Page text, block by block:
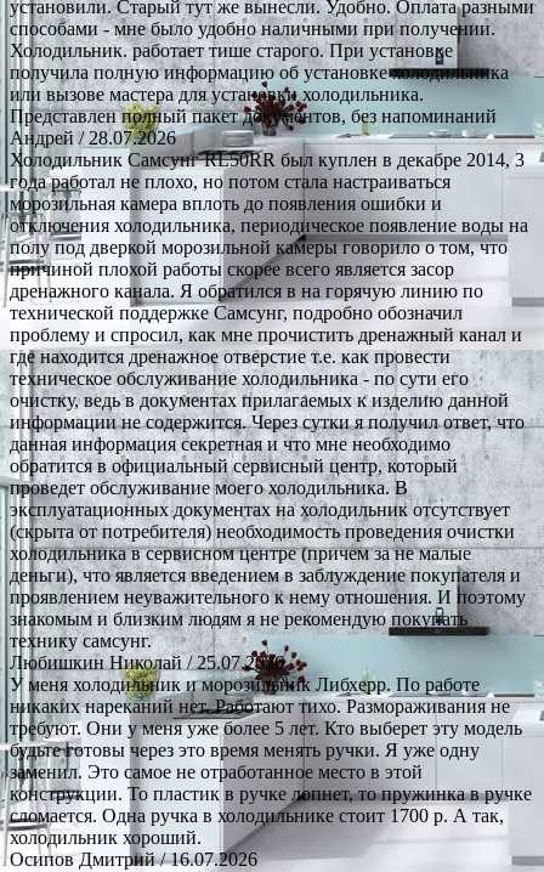
установили. Старый тут же вынесли. Удобно. Оплата разными
способами - мне было удобно наличными при получении.
Холодильник. работает тише старого. При установке
получила полную информацию об установке холодильника
или вызове мастера для установки холодильника.
Представлен полный пакет документов, без напоминаний
Андрей / 28.07.2026
Холодильник Самсунг RL50RR был куплен в декабре 2014, 3
года работал не плохо, но потом стала настраиваться
морозильная камера вплоть до появления ошибки и
отключения холодильника, периодическое появление воды на
полу под дверкой морозильной камеры говорило о том, что
причиной плохой работы скорее всего является засор
дренажного канала. Я обратился в на горячую линию по
технической поддержке Самсунг, подробно обозначил
проблему и спросил, как мне прочистить дренажный канал и
где находится дренажное отверстие т.е. как провести
техническое обслуживание холодильника - по сути его
очистку, ведь в документах прилагаемых к изделию данной
информации не содержится. Через сутки я получил ответ, что
данная информация секретная и что мне необходимо
обратится в официальный сервисный центр, который
проведет обслуживание моего холодильника. В
эксплуатационных документах на холодильник отсутствует
(скрыта от потребителя) необходимость проведения очистки
холодильника в сервисном центре (причем за не малые
деньги), что является введением в заблуждение покупателя и
проявлением неуважительного к нему отношения. И поэтому
знакомым и близким людям я не рекомендую покупать
технику самсунг.
Любишкин Николай / 25.07.2026
У меня холодильник и морозильник Либхерр. По работе
никаких нареканий нет. Работают тихо. Размораживания не
требуют. Они у меня уже более 5 лет. Кто выберет эту модель
будьте готовы через это время менять ручки. Я уже одну
заменил. Это самое не отработанное место в этой
конструкции. То пластик в ручке лопнет, то пружинка в ручке
сломается. Одна ручка в холодильнике стоит 1700 р. А так,
холодильник хороший.
Осипов Дмитрий/ 16.07.2026